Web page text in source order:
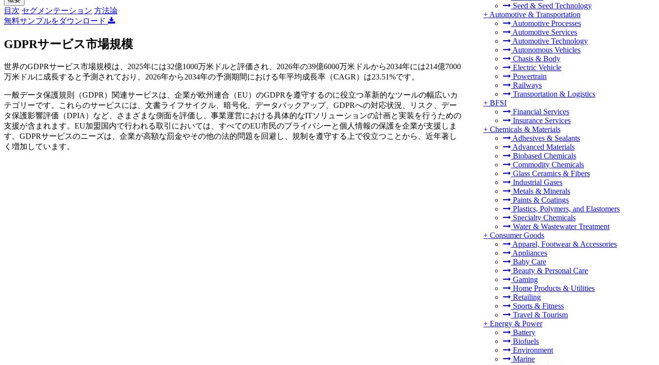
Seed & Seed Technology
+ Automotive & Transportation
Automotive Processes
Automotive Services
Automotive Technology
Autonomous Vehicles
Chasis & Body
Electric Vehicle
Powertrain
Railways
Transportation & Logistics
+ BFSI
Financial Services
Insurance Services
+ Chemicals & Materials
Adhesives & Sealants
Advanced Materials
Biobased Chemicals
Commodity Chemicals
Glass Ceramics & Fibers
Industrial Gases
Metals & Minerals
Paints & Coatings
Plastics, Polymers, and Elastomers
Specialty Chemicals
Water & Wastewater Treatment
+ Consumer Goods
Apparel, Footwear & Accessories
Appliances
Baby Care
Beauty & Personal Care
Gaming
Home Products & Utilities
Retailing
Sports & Fitness
Travel & Tourism
+ Energy & Power
Battery
Biofuels
Environment
Marine
目次 セグメンテーション 方法論
無料サンプルをダウンロード
GDPRサービス市場規模
世界のGDPRサービス市場規模は、2025年には32億1000万米ドルと評価され、2026年の39億6000万米ドルから2034年には214億7000
万米ドルに成長すると予測されており、2026年から2034年の予測期間における年平均成長率（CAGR）は23.51%です。
一般データ保護規則（GDPR）関連サービスは、企業が欧州連合（EU）のGDPRを遵守するのに役立つ革新的なツールの幅広いカ
テゴリーです。これらのサービスには、文書ライフサイクル、暗号化、データバックアップ、GDPRへの対応状況、リスク、デー
タ保護影響評価（DPIA）など、さまざまな側面を評価し、事業運営における具体的なITソリューションの計画と実装を行うための
支援が含まれます。EU加盟国内で行われる取引においては、すべてのEU市民のプライバシーと個人情報の保護を企業が支援しま
す。GDPRサービスのニーズは、企業が高額な罰金やその他の法的問題を回避し、規制を遵守する上で役立つことから、近年著し
く増加しています。